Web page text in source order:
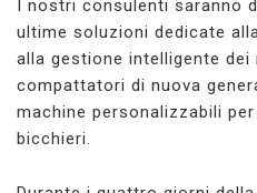
I nostri consulenti saranno
ultime soluzioni dedicate
alla gestione intelligente
compattatori di nuova
machine personalizzabili
bicchieri.